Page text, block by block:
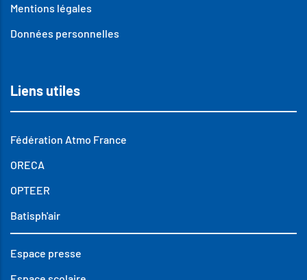
Mentions légales
Données personnelles
Liens utiles
Fédération Atmo France
ORECA
OPTEER
Batisph'air
Espace presse